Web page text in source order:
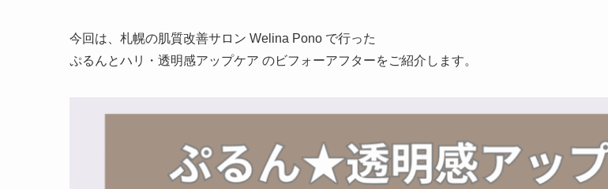
今回は、札幌の肌質改善サロン Welina Pono で行った
ぷるんとハリ・透明感アップケア のビフォーアフターをご紹介します。